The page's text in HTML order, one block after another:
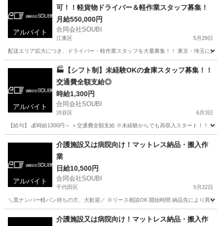
アルバイト
可！！軽貨物ドライバー＆軽作業スタッフ募集！
月給550,000円
合同会社SOUBI
江東区 5月29日
配送エリア拡大につき、ドライバー・軽作業スタッフを大量募集！！ 東京・埼玉に
配送 スタッフ
アルバイト
🏭【シフト制】未経験OKの倉庫スタッフ募集！！
交通費全額支給◎
時給1,300円
合同会社SOUBI
渋谷区 6月3日
【給与】 💰時給1300円～ ＋交通費全額支給 ※未経験からでも高収入スタート！
倉庫 スタッフ
アルバイト
介護施設又は病院向け！マットレス納品・搬入作
業
日給10,500円
合同会社SOUBI
千代田区 5月22日
＼黒ナンバー軽バン持ちの方、大歓迎／ ※リース相談OK 開始時間 納品先により異
配送 介護施設
介護施設又は病院向け！マットレス納品・搬入作